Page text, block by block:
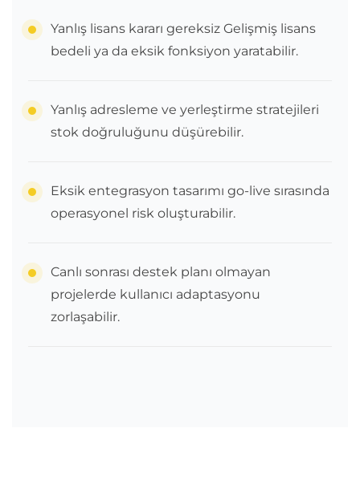
Yanlış lisans kararı gereksiz Gelişmiş lisans
bedeli ya da eksik fonksiyon yaratabilir.
Yanlış adresleme ve yerleştirme stratejileri
stok doğruluğunu düşürebilir.
Eksik entegrasyon tasarımı go-live sırasında
operasyonel risk oluşturabilir.
Canlı sonrası destek planı olmayan
projelerde kullanıcı adaptasyonu
zorlaşabilir.